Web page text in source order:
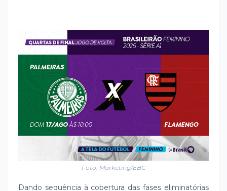
Foto: Marketing/EBC
Dando sequência à cobertura das fases eliminatórias